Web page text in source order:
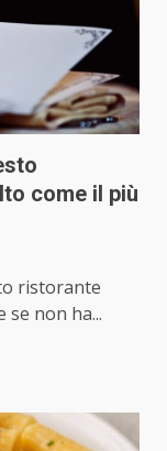
come il più
ristorante
se non ha...